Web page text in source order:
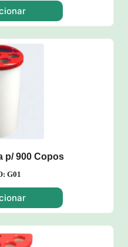
p/ 900 Copos
G01